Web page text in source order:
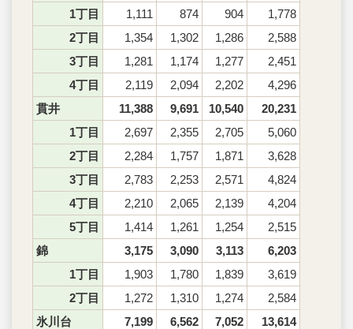
1丁目
1,111 874 904
1,778
2丁目
1,354 1,302 1,286
2,588
3丁目
1,281 1,174 1,277
2,451
4丁目
2,119 2,094 2,202
4,296
貫井
11,388 9,691 10,540
20,231
1丁目
2,697 2,355 2,705
5,060
2丁目
2,284 1,757 1,871
3,628
3丁目
2,783 2,253 2,571
4,824
4丁目
2,210 2,065 2,139
4,204
5丁目
1,414 1,261 1,254
2,515
錦
3,175 3,090 3,113
6,203
1丁目
1,903 1,780 1,839
3,619
2丁目
1,272 1,310 1,274
2,584
氷川台
7,199 6,562 7,052
13,614